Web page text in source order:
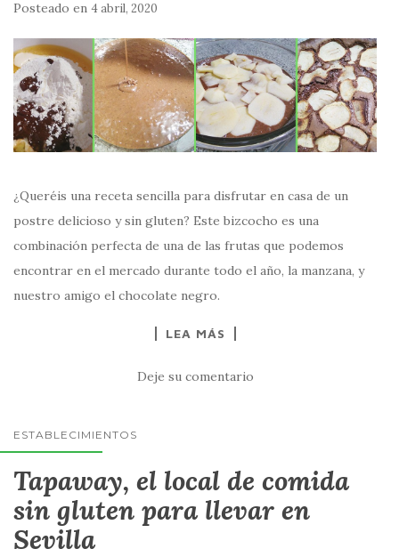
Posteado en 4 abril, 2020
¿Queréis una receta sencilla para disfrutar en casa de un
postre delicioso y sin gluten? Este bizcocho es una
combinación perfecta de una de las frutas que podemos
encontrar en el mercado durante todo el año, la manzana, y
nuestro amigo el chocolate negro.
LEA MÁS
Deje su comentario
ESTABLECIMIENTOS
Tapaway, el local de comida
sin gluten para llevar en
Sevilla